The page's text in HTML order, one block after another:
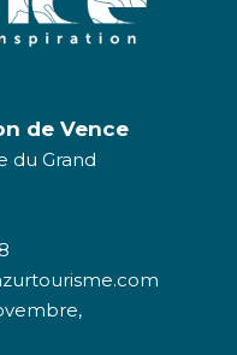
de Vence
du Grand